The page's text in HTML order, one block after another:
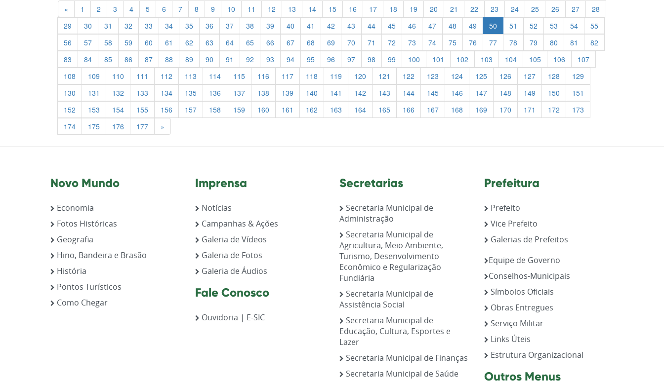
« Previous
1 2 3 4 5 6 7 8 9 10 11 12 13 14 15 16 17 18 19 20 21 22 23 24 25 26 27
28
29
30 31 32 33 34 35 36 37 38 39 40 41 42 43 44 45 46 47 48 49 50 51 52 53 54
55
56
57 58 59 60 61 62 63 64 65 66 67 68 69 70 71 72 73 74 75 76 77 78 79 80 81
82
83
84 85 86 87 88 89 90 91 92 93 94 95 96 97 98 99 100 101 102 103 104 105 106
107
108
109 110 111 112 113 114 115 116 117 118 119 120 121 122 123 124 125 126 127 128
129
130
131 132 133 134 135 136 137 138 139 140 141 142 143 144 145 146 147 148 149 150
151
152
153 154 155 156 157 158 159 160 161 162 163 164 165 166 167 168 169 170 171 172
173
174
175 176 177 »
Novo Mundo
Economia
Fotos Históricas
Geografia
Hino, Bandeira e Brasão
História
Pontos Turísticos
Como Chegar
Imprensa
Notícias
Campanhas & Ações
Galeria de Vídeos
Galeria de Fotos
Galeria de Áudios
Fale Conosco
Ouvidoria | E-SIC
Secretarias
Secretaria Municipal de
Administração
Secretaria Municipal de
Agricultura, Meio Ambiente,
Turismo, Desenvolvimento
Econômico e Regularização
Fundiária
Secretaria Municipal de
Assistência Social
Secretaria Municipal de
Educação, Cultura, Esportes e
Lazer
Secretaria Municipal de Finanças
Secretaria Municipal de Saúde
Prefeitura
Prefeito
Vice Prefeito
Galerias de Prefeitos
Equipe de Governo
Conselhos-Municipais
Símbolos Oficiais
Obras Entregues
Serviço Militar
Links Úteis
Estrutura Organizacional
Outros Menus